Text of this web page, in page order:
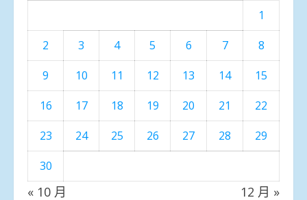
1
2
3 4 5 6 7
8
9
10 11 12 13 14
15
16
17 18 19 20 21
22
23
24 25 26 27 28
29
30
« 10 月 12 月 »